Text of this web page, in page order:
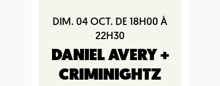
DIM. 04 OCT. DE 18H00 À
22H30
DANIEL AVERY +
CRIMINIGHTZ